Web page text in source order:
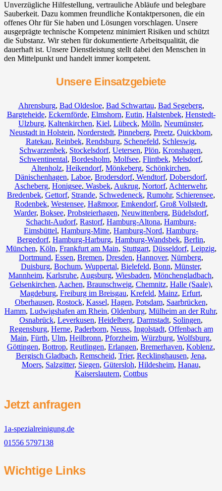
Unverzügliche Hilfestellung, vertrauliche Abläufe und belegbare
Sauberkeit. Dazu kommen freundliche Kontaktpersonen, die ein
offenes Ohr für Sie haben und Lösungen vorschlagen. Unsere
ausgeprägte technische Kompetenz minimiert Risiken und schützt
die Substanz. Wir stehen für dokumentierte Arbeitsqualität, die
dauerhaft ist. Unsere Dienstleistung stellt dabei den Menschen in
den Mittelpunkt und handelt immer kompetent.
Unsere Einsatzgebiete
Ahrensburg, Bad Oldesloe, Bad Schwartau, Bad Segeberg,
Bargteheide, Eckernförde, Elmshorn, Eutin, Halstenbek, Henstedt-
Ulzburg, Kaltenkirchen, Kiel, Lübeck, Mölln, Neumünster,
Neustadt in Holstein, Norderstedt, Pinneberg, Preetz, Quickborn,
Ratekau, Reinbek, Rendsburg, Schenefeld, Schleswig,
Schwarzenbek, Stockelsdorf, Uetersen, Plön, Kronshagen,
Schwentinental, Bordesholm, Molfsee, Flintbek, Melsdorf,
Altenholz, Heikendorf, Mönkeberg, Schönkirchen,
Dänischenhagen, Laboe, Brodersdorf, Wendtorf, Dobersdorf,
Ascheberg, Honigsee, Wasbek, Aukrug, Nortorf, Achterwehr,
Bredenbek, Gettorf, Strande, Schwedeneck, Rumohr, Schierensee,
Rodenbek, Westensee, Haßmoor, Emkendorf, Groß Vollstedt,
Warder, Boksee, Probsteierhagen, Neuwittenberg, Büdelsdorf,
Schacht-Audorf, Rastorf, Hamburg-Altona, Hamburg-
Eimsbüttel, Hamburg-Mitte, Hamburg-Nord, Hamburg-
Bergedorf, Hamburg-Harburg, Hamburg-Wandsbek, Berlin,
München, Köln, Frankfurt am Main, Stuttgart, Düsseldorf, Leipzig,
Dortmund, Essen, Bremen, Dresden, Hannover, Nürnberg,
Duisburg, Bochum, Wuppertal, Bielefeld, Bonn, Münster,
Mannheim, Karlsruhe, Augsburg, Wiesbaden, Mönchengladbach,
Gelsenkirchen, Aachen, Braunschweig, Chemnitz⁠, Halle (Saale),
Magdeburg, Freiburg im Breisgau, Krefeld, Mainz, Erfurt,
Oberhausen, Rostock, Kassel, Hagen, Potsdam, Saarbrücken,
Hamm, Ludwigshafen am Rhein, Oldenburg, Mülheim an der Ruhr,
Osnabrück, Leverkusen, Heidelberg, Darmstadt, Solingen,
Regensburg, Herne, Paderborn, Neuss, Ingolstadt, Offenbach am
Main, Fürth, Ulm, Heilbronn, Pforzheim, Würzburg, Wolfsburg,
Göttingen, Bottrop, Reutlingen, Erlangen, Bremerhaven, Koblenz,
Bergisch Gladbach, Remscheid, Trier, Recklinghausen, Jena,
Moers, Salzgitter, Siegen, Gütersloh, Hildesheim, Hanau,
Kaiserslautern, Cottbus
Jetzt anfragen
1a-spezialreinigung.de
01556 5797138
Wichtige Links